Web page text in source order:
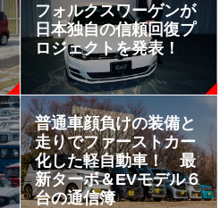
フォルクスワーゲンが
日本独自の信頼回復プ
ロジェクトを発表！
普通車顔負けの装備と
走りでファーストカー
化した軽自動車！ 最
新ターボ＆EVモデル６
台の通信簿